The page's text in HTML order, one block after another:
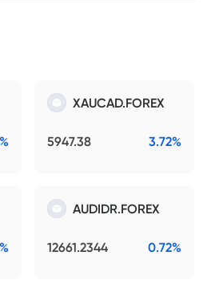
XAUCAD.FOREX
5947.38 3.72%
AUDIDR.FOREX
12661.2344 0.72%